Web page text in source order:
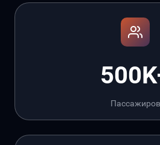
Пассажиров